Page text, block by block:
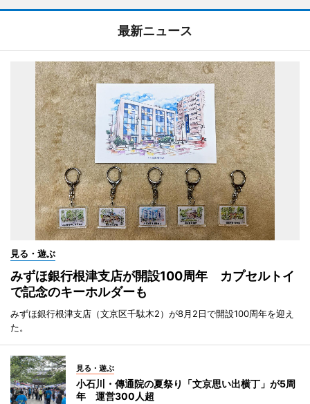
最新ニュース
見る・遊ぶ
みずほ銀行根津支店が開設100周年 カプセルトイ
で記念のキーホルダーも
みずほ銀行根津支店（文京区千駄木2）が8月2日で開設100周年を迎え
た。
見る・遊ぶ
小石川・傳通院の夏祭り「文京思い出横丁」が5周
年 運営300人超